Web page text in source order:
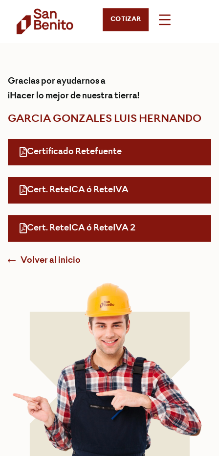
COTIZAR
Gracias por ayudarnos a
¡Hacer lo mejor de nuestra tierra!
GARCIA GONZALES LUIS HERNANDO
Certificado Retefuente
Cert. ReteICA ó ReteIVA
Cert. ReteICA ó ReteIVA 2
Volver al inicio